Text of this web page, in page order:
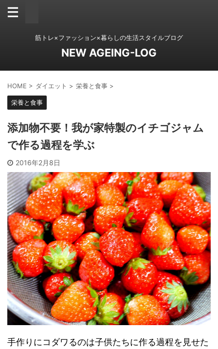
筋トレ×ファッション×暮らしの生活スタイルブログ
NEW AGEING-LOG
HOME > ダイエット > 栄養と食事 >
栄養と食事
添加物不要！我が家特製のイチゴジャム
で作る過程を学ぶ
2016年2月8日
手作りにコダワるのは子供たちに作る過程を見せた